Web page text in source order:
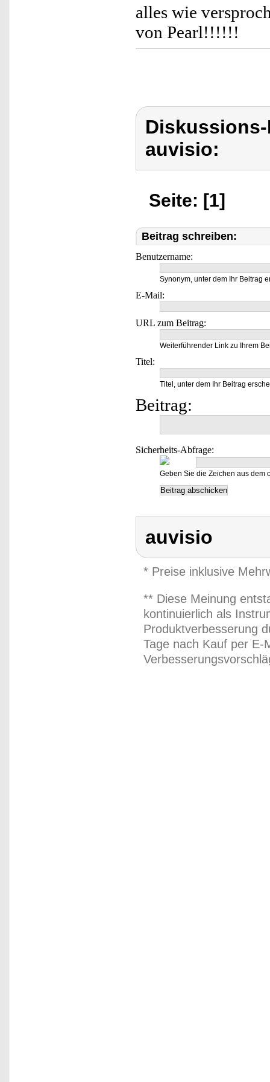
alles wie
von Pearl!!!!!!
auvisio:
Seite: [1]
Beitrag schreiben:
Benutzername:
Synonym, unter dem Ihr Beitrag
E-Mail:
URL zum Beitrag:
Weiterführender Link zu Ihrem
Titel:
Titel, unter dem Ihr Beitrag
Beitrag:
Sicherheits-Abfrage:
Geben Sie die Zeichen aus dem
auvisio
* Preise inklusive
** Diese Meinung
kontinuierlich als
Produktverbesserung
Tage nach Kauf per E-